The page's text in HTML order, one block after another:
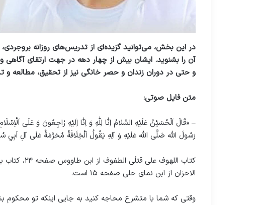
در این بخش، می‌توانید گزیده‌ای از تدریس‌های روزانه
آن را بشنوید. ایشان بیش از چهار دهه در جهت ارتقای آگاهی
و حتی در دوران زندان و حصر خانگی نیز از تحقیق، مطالعه و
متن فایل صوتی:
– «قَالَ اَلْحُسَيْنُ عَلَيْهِ السَّلامُ اِنّٰا لِلّٰهِ وَ اِنّٰا اِلَيْهِ رٰاجِعُونَ وَ عَلَى
رَسُولَ الله صَلَّى الله عَلَيْهِ وَ آلِهِ يَقُولُ اَلْخِلَافَةُ مُحَرَّمَةٌ عَلَى آلِ اَبِي
الاحزان از ابن نمای حلی صفحه ۱۵‌ است.
وقتی که شما با متشرع محاجه کنید به جایی اینکه تو